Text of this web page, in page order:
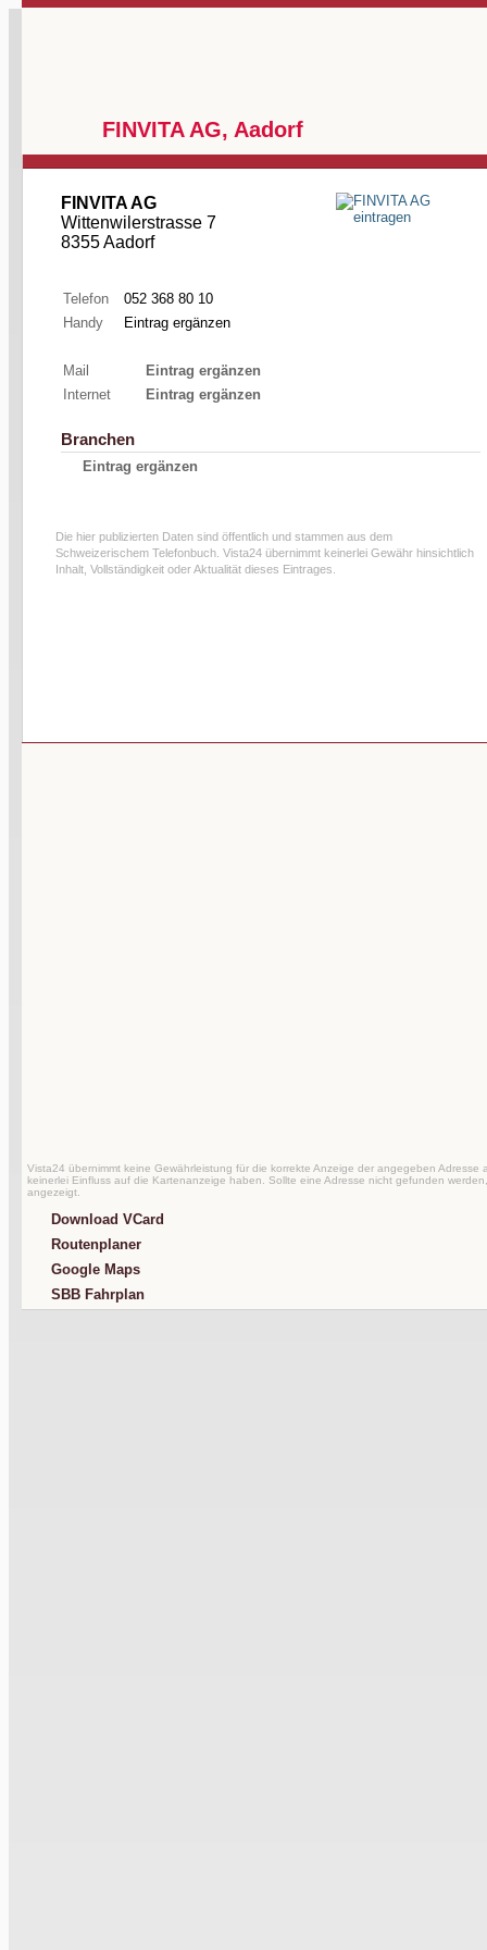
FINVITA AG, Aadorf
FINVITA AG
Wittenwilerstrasse 7
8355 Aadorf
Telefon
052 368 80 10
Handy
Eintrag ergänzen
Mail
Eintrag ergänzen
Internet
Eintrag ergänzen
Branchen
Eintrag ergänzen
Die hier publizierten Daten sind öffentlich und stammen aus dem
Schweizerischem Telefonbuch. Vista24 übernimmt keinerlei Gewähr hinsichtlich
Inhalt, Vollständigkeit oder Aktualität dieses Eintrages.
Vista24 übernimmt keine Gewährleistung für die korrekte Anzeige der angegeben Adresse
keinerlei Einfluss auf die Kartenanzeige haben. Sollte eine Adresse nicht gefunden
angezeigt.
Download VCard
Routenplaner
Google Maps
SBB Fahrplan